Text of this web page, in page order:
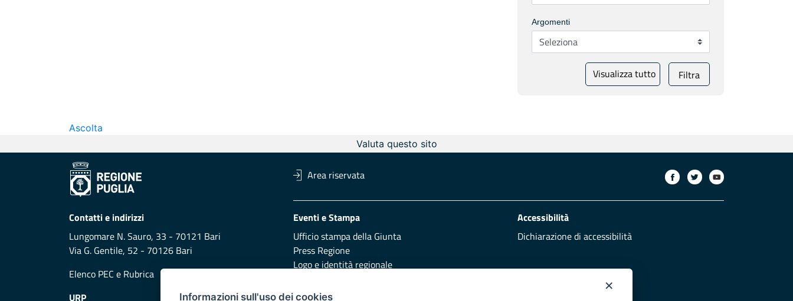
Argomenti
Visualizza tutto Filtra
Ascolta
Valuta questo sito
Area riservata
Contatti e indirizzi
Lungomare N. Sauro, 33 - 70121 Bari
Via G. Gentile, 52 - 70126 Bari
Elenco PEC e Rubrica
Eventi e Stampa
Ufficio stampa della Giunta
Press Regione
Logo e identità regionale
Accessibilità
Dichiarazione di accessibilità
URP Redazione
×
Informazioni sull'uso dei cookies